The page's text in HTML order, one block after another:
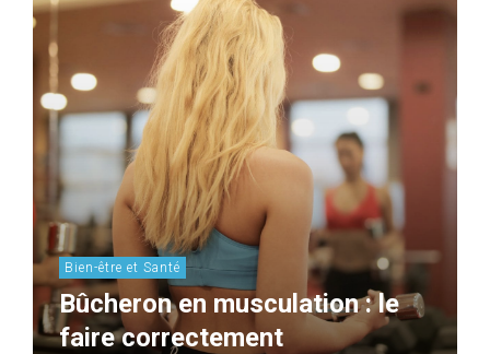
Bien-être et Santé
Bûcheron en musculation : le
faire correctement